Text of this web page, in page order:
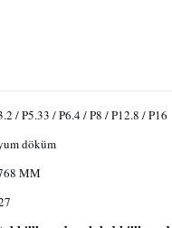
/ P5.33 / P6.4 / P8 / P12.8 / P16
döküm
MM